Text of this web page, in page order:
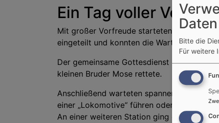
Ein Tag voller
Mit großer Vorfreude starteten wir in den
eingeteilt und konnten die Wartezeit mit
Der gemeinsame Gottesdienst zu Beginn
kleinen Bruder Mose rettete.
Anschließend warteten spannende
einer „Lokomotive“ führen oder
An einer weiteren Station ging es um
Bitte die
Für weitere